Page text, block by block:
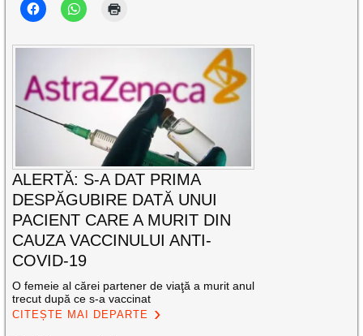
ALERTĂ: S-A DAT PRIMA
DESPĂGUBIRE DATĂ UNUI
PACIENT CARE A MURIT DIN
CAUZA VACCINULUI ANTI-
COVID-19
O femeie al cărei partener de viaţă a murit anul
trecut după ce s-a vaccinat
CITEȘTE MAI DEPARTE